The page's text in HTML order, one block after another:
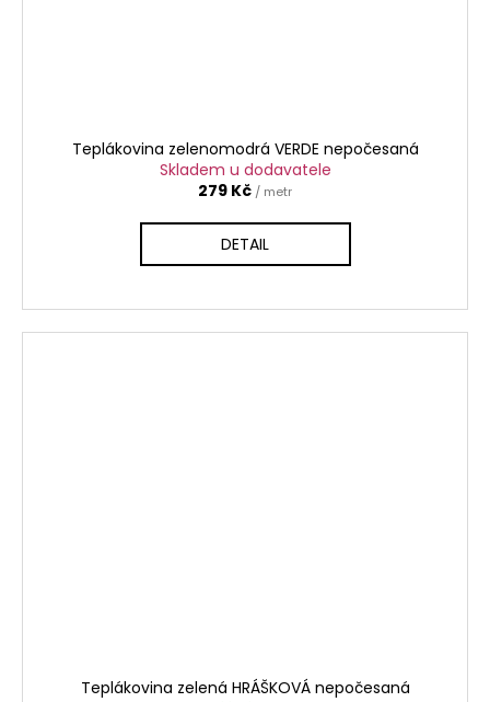
Teplákovina zelenomodrá VERDE nepočesaná
Skladem u dodavatele
279 Kč / metr
DETAIL
Teplákovina zelená HRÁŠKOVÁ nepočesaná